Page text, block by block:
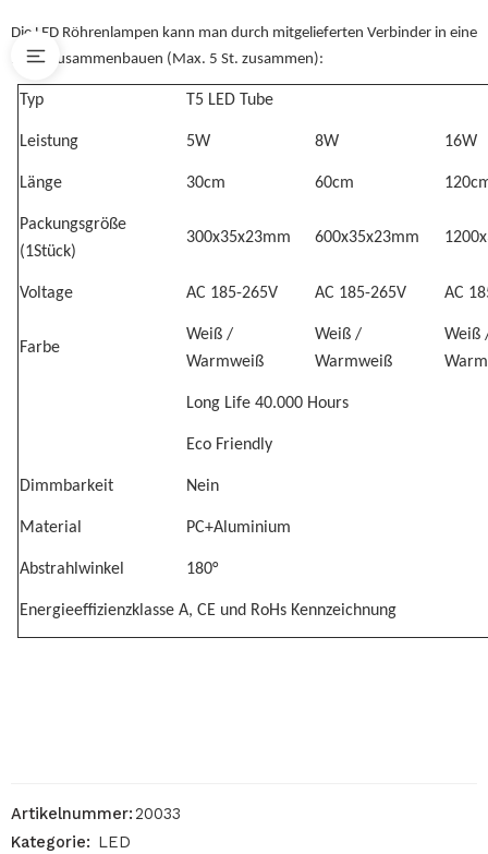
Die LED Röhrenlampen kann man durch mitgelieferten Verbinder in eine
Reihe zusammenbauen (Max. 5 St. zusammen):
Typ T5 LED Tube
Leistung 5W 8W 16W
Länge 30cm 60cm
Packungsgröße
(1Stück)
300x35x23mm 600x35x23mm
Voltage AC 185-265V AC 185-265V AC
Farbe
Weiß /
Warmweiß
Weiß /
Warmweiß
Weiß
Long Life 40.000 Hours
Eco Friendly
Dimmbarkeit Nein
Material PC+Aluminium
Abstrahlwinkel 180°
Energieeffizienzklasse A, CE und RoHs Kennzeichnung
Artikelnummer:20033
Kategorie: LED